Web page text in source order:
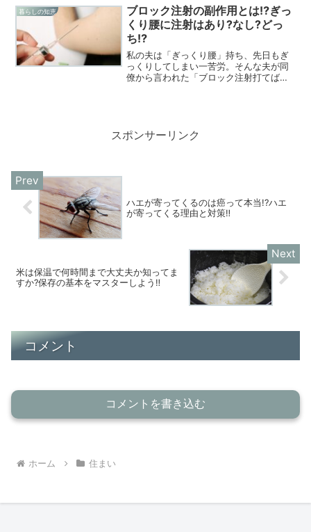
症の生まれる確率について調べてみまし
た。
暮らしの知恵
ブロック注射の副作用とは⁉ぎっ
くり腰に注射はあり?なし?どっ
ち⁉
私の夫は「ぎっくり腰」持ち、先日もぎ
っくりしてしまい一苦労。そんな夫が同
僚から言われた「ブロック注射打てばす
スポンサーリンク
ハエが寄ってくるのは癌って本当!?ハエ
が寄ってくる理由と対策‼
米は保温で何時間まで大丈夫か知ってま
すか?保存の基本をマスターしよう‼
コメント
コメントを書き込む
ホーム 住まい